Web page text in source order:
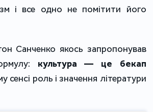
і все одно не помітити його
Санченко якось запропонував
культура — це бекап
сенсі роль і значення літератури